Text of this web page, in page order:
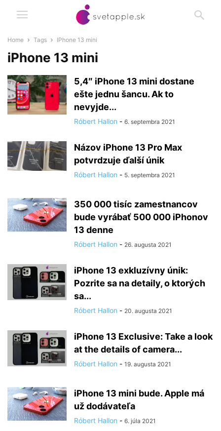
Home Tags IPhone 13 mini
iPhone 13 mini
5,4″ iPhone 13 mini dostane
ešte jednu šancu. Ak to
nevyjde...
Róbert Hallon - 6. septembra 2021
Názov iPhone 13 Pro Max
potvrdzuje ďalší únik
Róbert Hallon - 5. septembra 2021
350 000 tisíc zamestnancov
bude vyrábať 500 000 iPhonov
13 denne
Róbert Hallon - 26. augusta 2021
iPhone 13 exkluzívny únik:
Pozrite sa na detaily, o ktorých
sa...
Róbert Hallon - 20. augusta 2021
iPhone 13 Exclusive: Take a look
at the details of camera...
Róbert Hallon - 19. augusta 2021
iPhone 13 mini bude. Apple má
už dodávateľa
Róbert Hallon - 6. júla 2021